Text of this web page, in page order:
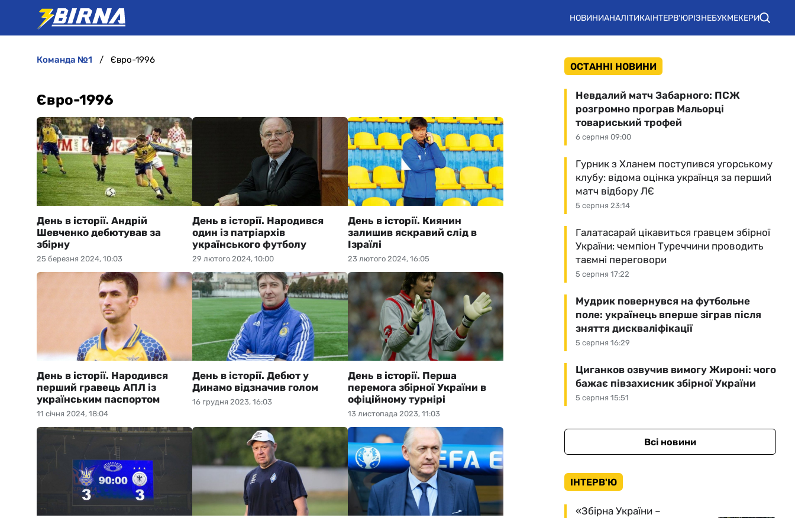
НОВИНИАНАЛІТИКАІНТЕРВ'ЮРІЗНЕБУКМЕКЕРИ
команда №1 Євро-1996
Євро-1996
25 березня 2024, 10:03
День в історії. Андрій
Шевченко дебютував за
збірну
29 лютого 2024, 10:00
День в історії. Народився
один із патріархів
українського футболу
23 лютого 2024, 16:05
День в історії. Киянин
залишив яскравий слід в
Ізраїлі
11 січня 2024, 18:04
День в історії. Народився
перший гравець АПЛ із
українським паспортом
16 грудня 2023, 16:03
День в історії. Дебют у
Динамо відзначив голом
13 листопада 2023, 11:03
День в історії. Перша
перемога збірної України в
офіційному турнірі
ОСТАННІ НОВИНИ
6 серпня 09:00
Невдалий матч Забарного: ПСЖ
розгромно програв Мальорці
товариський трофей
5 серпня 23:14
Гурник з Хланем поступився угорському
клубу: відома оцінка українця за перший
матч відбору ЛЄ
5 серпня 17:22
Галатасарай цікавиться гравцем збірної
України: чемпіон Туреччини проводить
таємні переговори
5 серпня 16:29
Мудрик повернувся на футбольне
поле: українець вперше зіграв після
зняття дискваліфікації
5 серпня 15:51
Циганков озвучив вимогу Жироні: чого
бажає півзахисник збірної України
Всі новини
ІНТЕРВ'Ю
«Збірна України –